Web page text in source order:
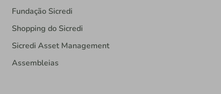
Fundação Sicredi
Shopping do Sicredi
Sicredi Asset Management
Assembleias